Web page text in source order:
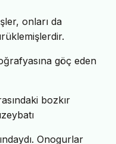
onları da
göç eden
bozkır
Onogurlar